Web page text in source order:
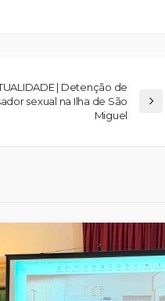
| Detenção de
sexual na Ilha de São
Miguel